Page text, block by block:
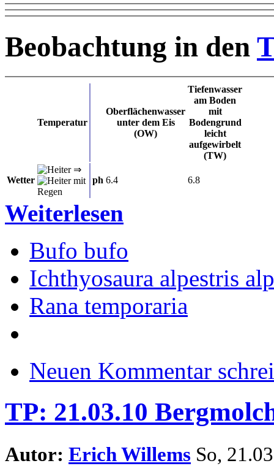
Beobachtung in den
Temperatur
Oberflächenwasser
unter dem Eis
(OW)
Tiefenwasser
am Boden
mit
Bodengrund
leicht
aufgewirbelt
(TW)
Wetter
⇒
ph 6.4 6.8
Weiterlesen
Bufo bufo
Ichthyosaura alpestris
Rana temporaria
Neuen Kommentar
TP: 21.03.10
Autor: Erich Willems So,